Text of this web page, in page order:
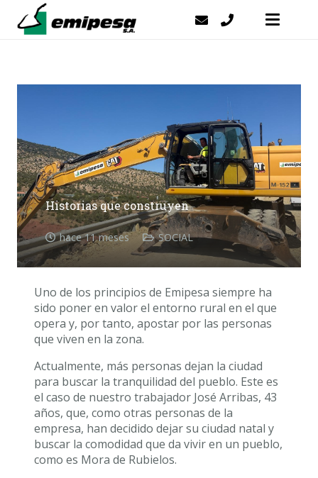
Historias que construyen
hace 11 meses SOCIAL
Uno de los principios de Emipesa siempre ha
sido poner en valor el entorno rural en el que
opera y, por tanto, apostar por las personas
que viven en la zona.
Actualmente, más personas dejan la ciudad
para buscar la tranquilidad del pueblo. Este es
el caso de nuestro trabajador José Arribas, 43
años, que, como otras personas de la
empresa, han decidido dejar su ciudad natal y
buscar la comodidad que da vivir en un pueblo,
como es Mora de Rubielos.